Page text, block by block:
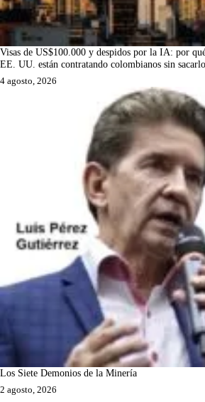
Visas de US$100.000 y despidos por la IA: por
EE. UU. están contratando colombianos sin
4 agosto, 2026
Los Siete Demonios de la Minería
2 agosto, 2026